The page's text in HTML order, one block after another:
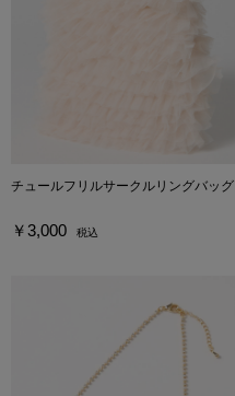
チュールフリルサークルリングバッグ
￥3,000 税込